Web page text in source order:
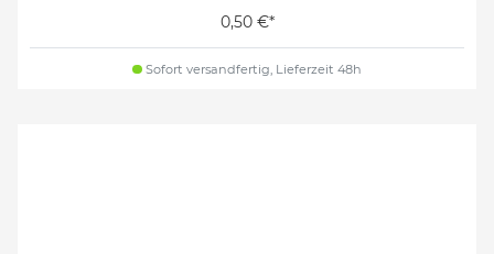
0,50 €*
Sofort versandfertig, Lieferzeit 48h